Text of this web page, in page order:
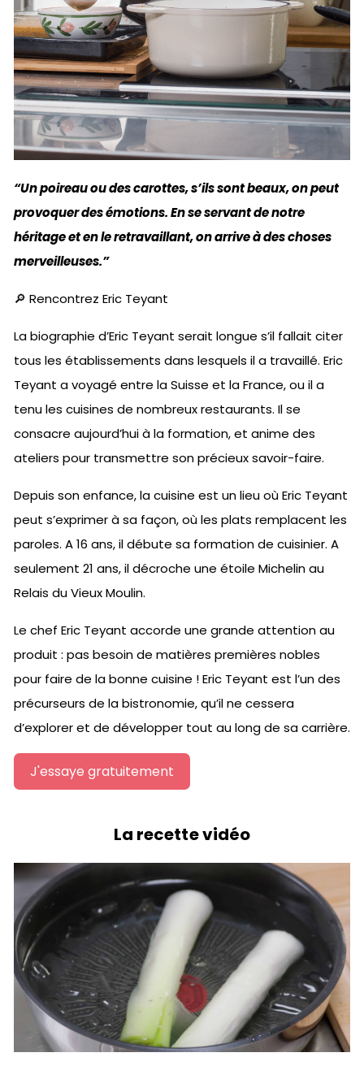
“Un poireau ou des carottes, s’ils sont beaux, on peut
provoquer des émotions. En se servant de notre
héritage et en le retravaillant, on arrive à des choses
merveilleuses.”
🔎 Rencontrez Eric Teyant
La biographie d’Eric Teyant serait longue s’il fallait citer
tous les établissements dans lesquels il a travaillé. Eric
Teyant a voyagé entre la Suisse et la France, ou il a
tenu les cuisines de nombreux restaurants. Il se
consacre aujourd’hui à la formation, et anime des
ateliers pour transmettre son précieux savoir-faire.
Depuis son enfance, la cuisine est un lieu où Eric Teyant
peut s’exprimer à sa façon, où les plats remplacent les
paroles. A 16 ans, il débute sa formation de cuisinier. A
seulement 21 ans, il décroche une étoile Michelin au
Relais du Vieux Moulin.
Le chef Eric Teyant accorde une grande attention au
produit : pas besoin de matières premières nobles
pour faire de la bonne cuisine ! Eric Teyant est l’un des
précurseurs de la bistronomie, qu’il ne cessera
d’explorer et de développer tout au long de sa carrière.
J'essaye gratuitement
La recette vidéo